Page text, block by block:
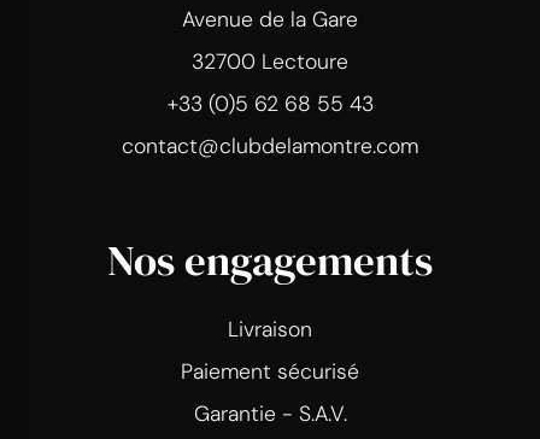
Avenue de la Gare
32700 Lectoure
+33 (0)5 62 68 55 43
contact@clubdelamontre.com
Nos engagements
Livraison
Paiement sécurisé
Garantie - S.A.V.